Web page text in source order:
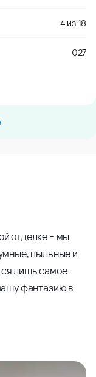
4 из18
027
отделке – мы
пыльные и
лишь самое
фантазию в